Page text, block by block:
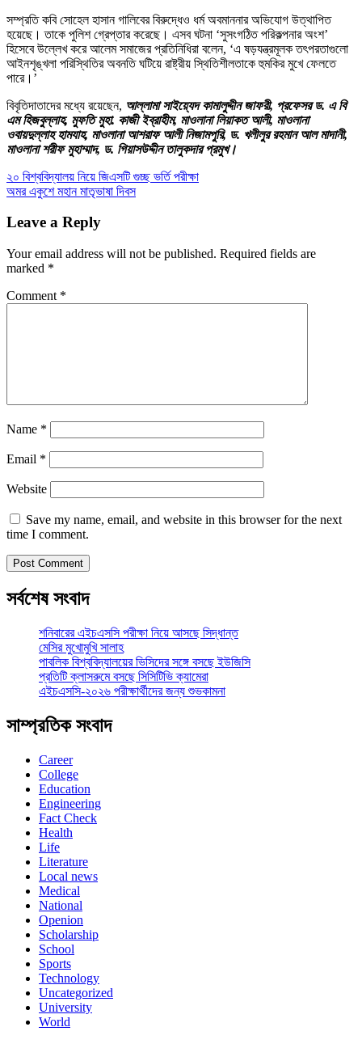
সম্প্রতি কবি সোহেল হাসান গালিবের বিরুদ্ধেও ধর্ম অবমাননার অভিযোগ উত্থাপিত
হয়েছে। তাকে পুলিশ গ্রেপ্তার করেছে। এসব ঘটনা ‘সুসংগঠিত পরিকল্পনার অংশ’
হিসেবে উল্লেখ করে আলেম সমাজের প্রতিনিধিরা বলেন, ‘এ ষড়যন্ত্রমূলক তৎপরতাগুলো
আইনশৃঙ্খলা পরিস্থিতির অবনতি ঘটিয়ে রাষ্ট্রীয় স্থিতিশীলতাকে হুমকির মুখে ফেলতে
পারে।’
বিবৃতিদাতাদের মধ্যে রয়েছেন, আল্লামা সাইয়্যেদ কামালুদ্দীন জাফরী, প্রফেসর ড. এ বি
এম হিজবুল্লাহ, মুফতি মুহা. কাজী ইব্রাহীম, মাওলানা লিয়াকত আলী, মাওলানা
ওবায়দুল্লাহ হামযাহ, মাওলানা আশরাফ আলী নিজামপুরি, ড. খলীলুর রহমান আল মাদানী,
মাওলানা শরীফ মুহাম্মাদ, ড. গিয়াসউদ্দীন তালুকদার প্রমুখ।
Post
navigation
২০ বিশ্ববিদ্যালয় নিয়ে জিএসটি গুচ্ছ ভর্তি পরীক্ষা
অমর একুশে মহান মাতৃভাষা দিবস
Leave a Reply
Your email address will not be published. Required fields are
marked *
Comment *
Name *
Email *
Website
Save my name, email, and website in this browser for the next
time I comment.
সর্বশেষ সংবাদ
শনিবারের এইচএসসি পরীক্ষা নিয়ে আসছে সিদ্ধান্ত
মেসির মুখোমুখি সালাহ
পাবলিক বিশ্ববিদ্যালয়ের ভিসিদের সঙ্গে বসছে ইউজিসি
প্রতিটি ক্লাসরুমে বসছে সিসিটিভি ক্যামেরা
এইচএসসি-২০২৬ পরীক্ষার্থীদের জন্য শুভকামনা
সাম্প্রতিক সংবাদ
Career
College
Education
Engineering
Fact Check
Health
Life
Literature
Local news
Medical
National
Openion
Scholarship
School
Sports
Technology
Uncategorized
University
World